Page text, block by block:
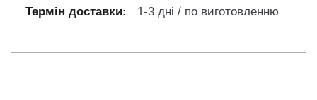
1-3 дні / по виготовленню